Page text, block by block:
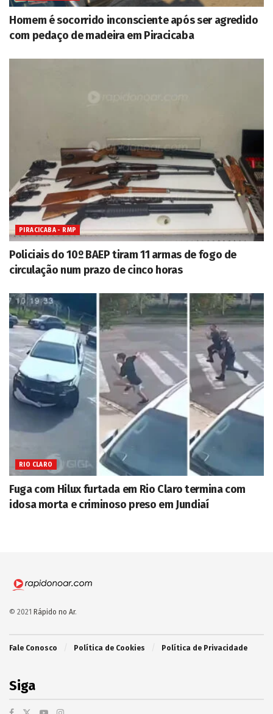
Homem é socorrido inconsciente após ser agredido
com pedaço de madeira em Piracicaba
PIRACICABA - RMP
Policiais do 10º BAEP tiram 11 armas de fogo de
circulação num prazo de cinco horas
RIO CLARO
Fuga com Hilux furtada em Rio Claro termina com
idosa morta e criminoso preso em Jundiaí
© 2021 Rápido no Ar.
Fale Conosco Política de Cookies Política de Privacidade
Siga